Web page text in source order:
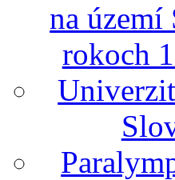
na území
rokoch